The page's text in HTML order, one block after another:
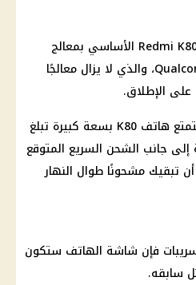
من المتوقع أن يتميز هاتف Redmi K80 الأساسي بمعالج
Qualcomm Snapdragon 8 Gen 3، والذي لا يزال معالجًا
الإطلاق.
فيما يتعلق بعمر البطارية، يتمتع هاتف K80 بسعة كبيرة تبلغ
إلى جانب الشحن السريع المتوقع
أن تبقيك مشحونًا طوال النهار
فإن شاشة الهاتف ستكون